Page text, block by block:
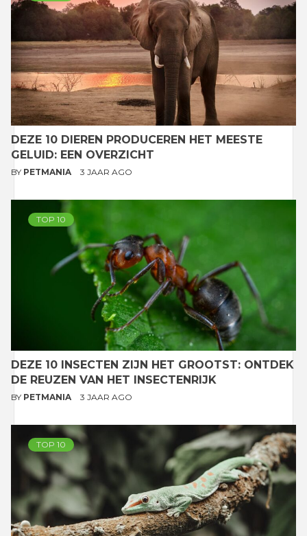
DEZE 10 DIEREN PRODUCEREN HET MEESTE
GELUID: EEN OVERZICHT
BY PETMANIA 3 JAAR AGO
TOP 10
DEZE 10 INSECTEN ZIJN HET GROOTST: ONTDEK
DE REUZEN VAN HET INSECTENRIJK
BY PETMANIA 3 JAAR AGO
TOP 10